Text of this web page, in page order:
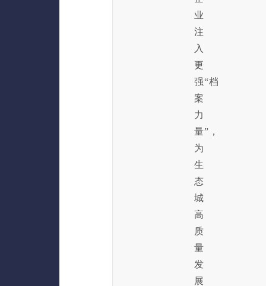
业
注
入
更
强“档
案
力
量”，
为
生
态
城
高
质
量
发
展